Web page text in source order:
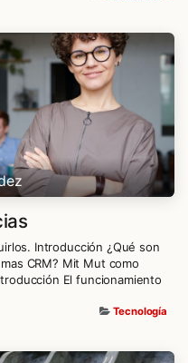
Introducción ¿Qué son
CRM? Mit Mut como
El funcionamiento
Tecnología